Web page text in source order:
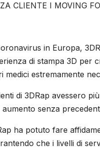
CLIENTE I MOVING
in Europa,
di stampa 3D per
estremamente
di 3DRap avessero
senza
ha potuto fare
che i livelli di